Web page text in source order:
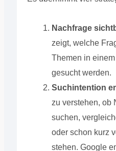
Nachfrage
zeigt, welche
Themen in
gesucht werden.
Suchintention
zu verstehen, ob
suchen,
oder schon kurz
stehen. Google